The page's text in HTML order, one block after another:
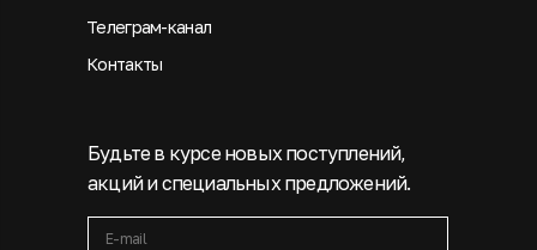
Будьте в курсе новых поступлений,
акций и специальных предложений.
Телеграм-канал
Контакты